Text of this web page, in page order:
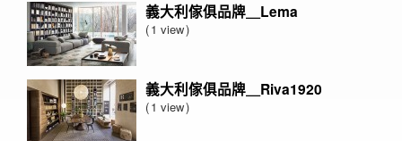
義大利傢俱品牌＿Lema
1 view
義大利傢俱品牌＿Riva1920
1 view